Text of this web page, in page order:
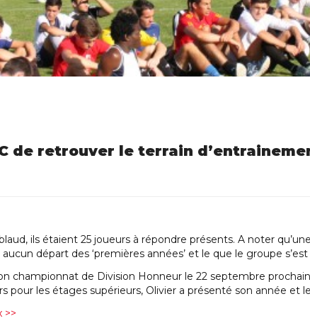
de retrouver le terrain
ils étaient 25 joueurs à répondre présents. A noter
départ des ‘premières années’ et le que le groupe
championnat de Division Honneur le 22 septembre
pour les étages supérieurs, Olivier a présenté son année et
>>